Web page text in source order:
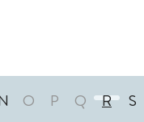
O P Q R S